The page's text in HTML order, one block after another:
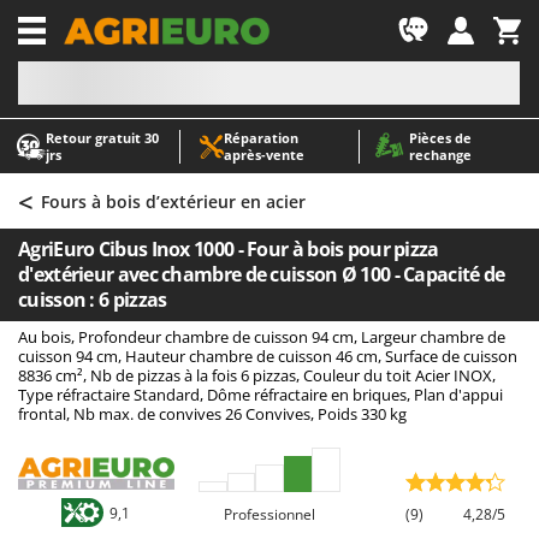
Retour gratuit 30
jrs
Réparation
après‑vente
Pièces de
rechange
-1
A
Abris de jardin
Accessoires pour tracteurs tondeuses autoportés
Aérateurs Scarificateurs pour gazon
Arracheuses de pommes de terre pour tracteur
Aspirateurs - Balais Électriques
Aspirateurs à cendres
Aspirateurs à feuilles sur roues
Aspirateurs de piscine
Aspirateurs Multifonctions
Atomiseurs agricoles pour tracteurs
Atomiseurs pour traitements
A
AgriEuro Premium
AgriEuro TOP-LINE
AGT
Aima
Airmec
AL-KO
ALA 2000
Alpina
Ama
< Fours à bois d’extérieur en acier
AgriEuro Cibus Inox 1000 - Four à bois pour pizza
d'extérieur avec chambre de cuisson Ø 100 - Capacité de
cuisson : 6 pizzas
Au bois, Profondeur chambre de cuisson 94 cm, Largeur chambre de
cuisson 94 cm, Hauteur chambre de cuisson 46 cm, Surface de cuisson
8836 cm², Nb de pizzas à la fois 6 pizzas, Couleur du toit Acier INOX,
Type réfractaire Standard, Dôme réfractaire en briques, Plan d'appui
frontal, Nb max. de convives 26 Convives, Poids 330 kg
9,1 Professionnel (9) 4,28/5